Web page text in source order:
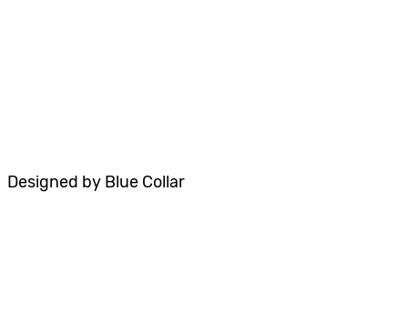
Designed by Blue Collar